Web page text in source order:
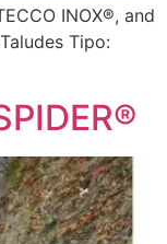
INOX®, and
Tipo: